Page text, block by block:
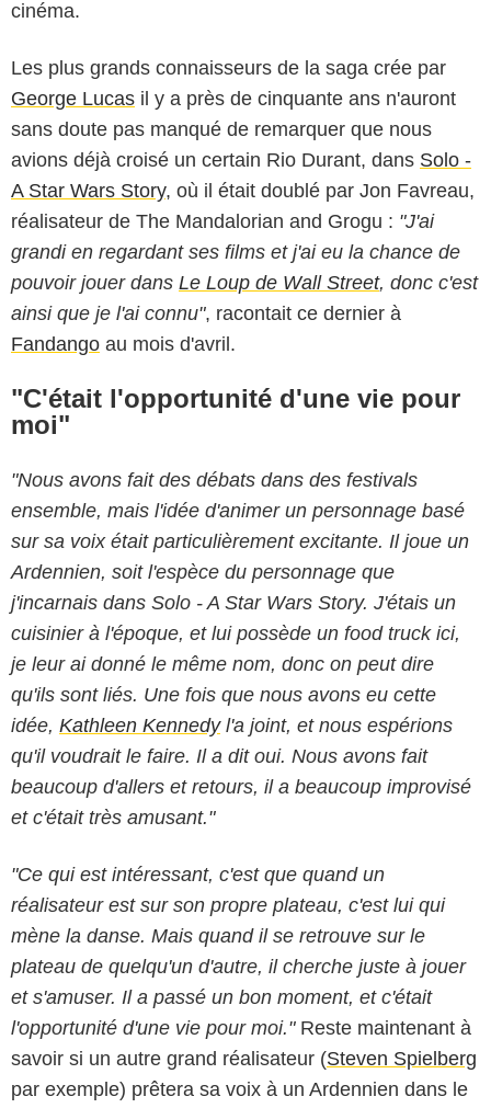
cinéma.
Les plus grands connaisseurs de la saga crée par
George Lucas il y a près de cinquante ans n'auront
sans doute pas manqué de remarquer que nous
avions déjà croisé un certain Rio Durant, dans Solo -
A Star Wars Story, où il était doublé par Jon Favreau,
réalisateur de The Mandalorian and Grogu : "J'ai
grandi en regardant ses films et j'ai eu la chance de
pouvoir jouer dans Le Loup de Wall Street, donc c'est
ainsi que je l'ai connu", racontait ce dernier à
Fandango au mois d'avril.
"C'était l'opportunité d'une vie pour
moi"
"Nous avons fait des débats dans des festivals
ensemble, mais l'idée d'animer un personnage basé
sur sa voix était particulièrement excitante. Il joue un
Ardennien, soit l'espèce du personnage que
j'incarnais dans Solo - A Star Wars Story. J'étais un
cuisinier à l'époque, et lui possède un food truck ici,
je leur ai donné le même nom, donc on peut dire
qu'ils sont liés. Une fois que nous avons eu cette
idée, Kathleen Kennedyl'a joint, et nous espérions
qu'il voudrait le faire. Il a dit oui. Nous avons fait
beaucoup d'allers et retours, il a beaucoup improvisé
et c'était très amusant."
"Ce qui est intéressant, c'est que quand un
réalisateur est sur son propre plateau, c'est lui qui
mène la danse. Mais quand il se retrouve sur le
plateau de quelqu'un d'autre, il cherche juste à jouer
et s'amuser. Il a passé un bon moment, et c'était
l'opportunité d'une vie pour moi."Reste maintenant à
savoir si un autre grand réalisateur (Steven Spielberg
par exemple) prêtera sa voix à un Ardennien dans le